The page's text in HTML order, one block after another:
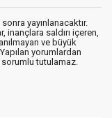
yayınlanacaktır.
inançlara saldırı içeren,
ve büyük
yorumlardan
tutulamaz.